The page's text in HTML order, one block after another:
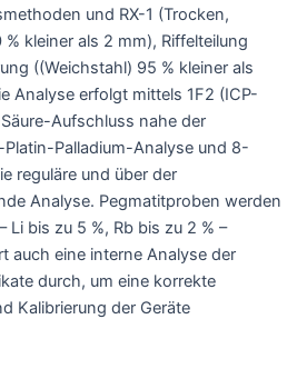
und RX-1 (Trocken,
kleiner als 2 mm), Riffelteilung
((Weichstahl) 95 % kleiner als
Analyse erfolgt mittels 1F2 (ICP-
Aufschluss nahe der
Palladium-Analyse und 8-
reguläre und über der
Analyse. Pegmatitproben werden
Li bis zu 5 %, Rb bis zu 2 % –
auch eine interne Analyse der
durch, um eine korrekte
Kalibrierung der Geräte